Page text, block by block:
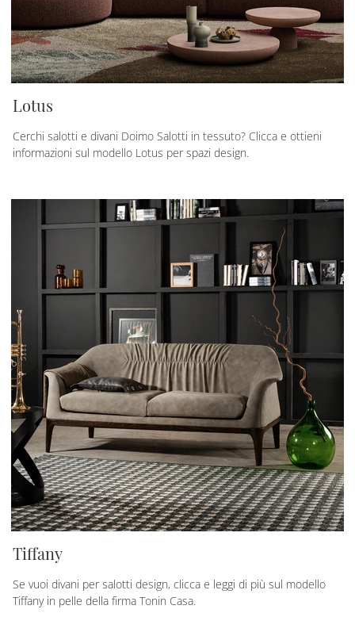
Lotus
Cerchi salotti e divani Doimo Salotti in tessuto? Clicca e ottieni
informazioni sul modello Lotus per spazi design.
Tiffany
Se vuoi divani per salotti design, clicca e leggi di più sul modello
Tiffany in pelle della firma Tonin Casa.